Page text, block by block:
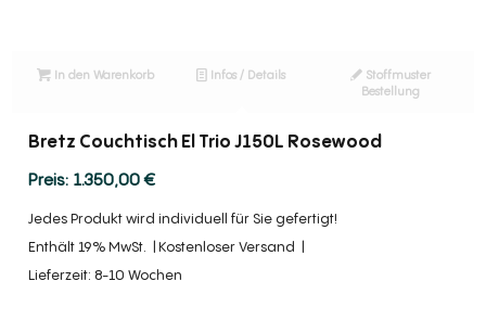
In den Warenkorb Infos / Details
Stoffmuster
Bestellung
Bretz Couchtisch El Trio J150L Rosewood
1.350,00€
Jedes Produkt wird individuell für Sie gefertigt!
Enthält 19% MwSt.
Kostenloser Versand
Lieferzeit: 8-10 Wochen